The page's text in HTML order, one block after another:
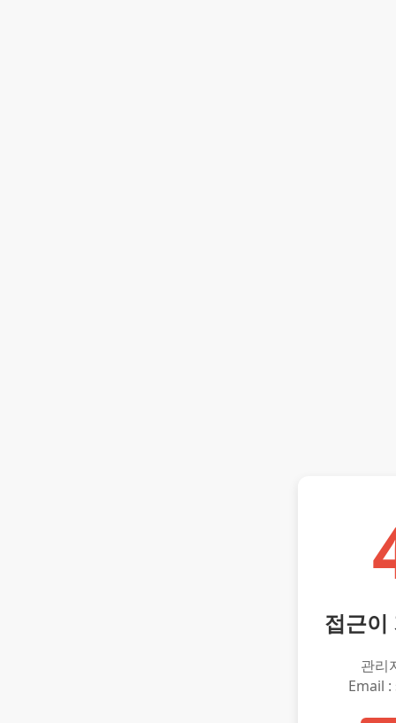
접근이
관리
Email